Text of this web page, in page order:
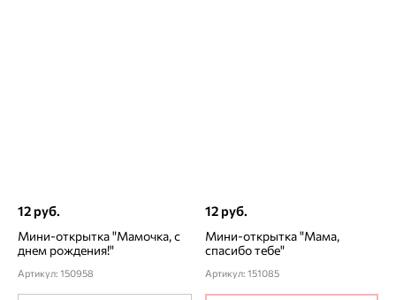
12 руб.
Мини-открытка "Мамочка, с
днем рождения!"
Артикул: 150958
12 руб.
Мини-открытка "Мама,
спасибо тебе"
Артикул: 151085